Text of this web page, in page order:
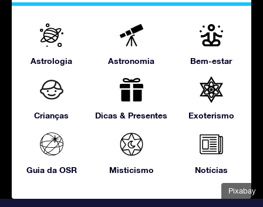
Pixabay
Astrologia Astronomia Bem-estar
Crianças Dicas & Presentes Exoterismo
Guia da OSR Misticismo Notícias